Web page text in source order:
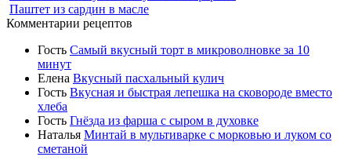
Паштет из сардин в масле
Комментарии рецептов
Гость Самый вкусный торт в микроволновке за 10
минут
Елена Вкусный пасхальный кулич
Гость Вкусная и быстрая лепешка на сковороде вместо
хлеба
Гость Гнёзда из фарша с сыром в духовке
Наталья Минтай в мультиварке с морковью и луком со
сметаной